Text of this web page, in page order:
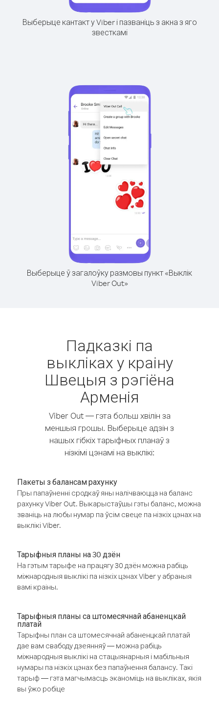
Выберыце кантакт у Viber і пазваніць з акна з яго
звесткамі
Выберыце ў загалоўку размовы пункт «Выклік
Viber Out»
Падказкі па
выкліках у краіну
Швецыя з рэгіёна
Арменія
Viber Out — гэта больш хвілін за
меншыя грошы. Выберыце адзін з
нашых гібкіх тарыфных планаў з
нізкімі цэнамі на выклікі:
Пакеты з балансам рахунку
Пры папаўненні сродкаў яны налічваюцца на баланс
рахунку Viber Out. Выкарыстаўшы гэты баланс, можна
званіць на любы нумар па ўсім свеце па нізкіх цэнах на
выклікі Viber.
Тарыфныя планы на 30 дзён
На гэтым тарыфе на працягу 30 дзён можна рабіць
міжнародныя выклікі па нізкіх цэнах Viber у абраныя
вамі краіны.
Тарыфныя планы са штомесячнай абаненцкай
платай
Тарыфны план са штомесячнай абаненцкай платай
дае вам свабоду дзеянняў — можна рабіць
міжнародныя выклікі на стацыянарныя і мабільныя
нумары па нізкіх цэнах без папаўнення балансу. Такі
тарыф — гэта магчымасць эканоміць на выкліках, якія
вы ўжо робіце